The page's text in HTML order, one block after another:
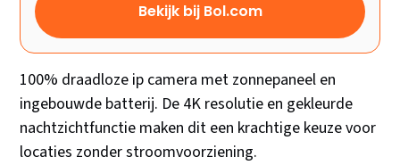
Bekijk bij Bol.com
100% draadloze ip camera met zonnepaneel en
ingebouwde batterij. De 4K resolutie en gekleurde
nachtzichtfunctie maken dit een krachtige keuze voor
locaties zonder stroomvoorziening.